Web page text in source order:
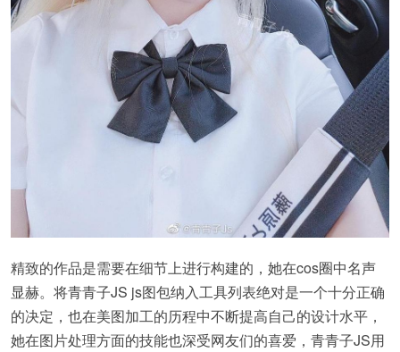
精致的作品是需要在细节上进行构建的，她在cos圈中名声
显赫。将青青子JS js图包纳入工具列表绝对是一个十分正确
的决定，也在美图加工的历程中不断提高自己的设计水平，
她在图片处理方面的技能也深受网友们的喜爱，青青子JS用